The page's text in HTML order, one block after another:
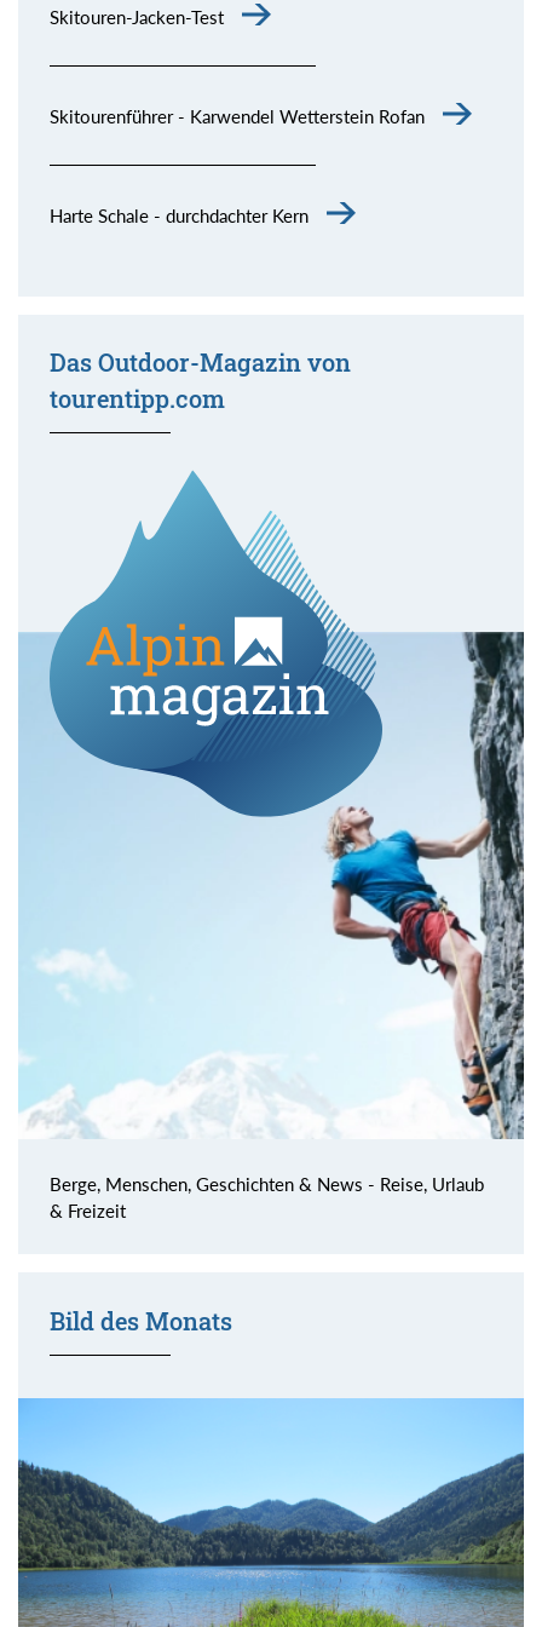
Skitouren-Jacken-Test
Skitourenführer - Karwendel Wetterstein Rofan
Harte Schale - durchdachter Kern
Das Outdoor-Magazin von
tourentipp.com
Berge, Menschen, Geschichten & News - Reise, Urlaub
& Freizeit
Bild des Monats